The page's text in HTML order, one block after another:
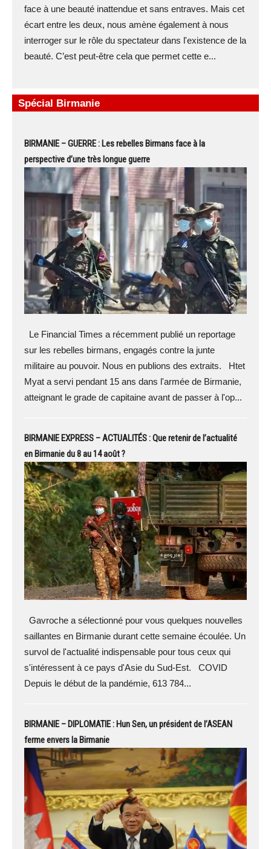
face à une beauté inattendue et sans entraves. Mais cet
écart entre les deux, nous amène également à nous
interroger sur le rôle du spectateur dans l'existence de la
beauté. C’est peut-être cela que permet cette e...
Spécial Birmanie
BIRMANIE – GUERRE : Les rebelles Birmans face à la
perspective d’une très longue guerre
Le Financial Times a récemment publié un reportage
sur les rebelles birmans, engagés contre la junte
militaire au pouvoir. Nous en publions des extraits. Htet
Myat a servi pendant 15 ans dans l'armée de Birmanie,
atteignant le grade de capitaine avant de passer à l'op...
BIRMANIE EXPRESS – ACTUALITÉS : Que retenir de l’actualité
en Birmanie du 8 au 14 août ?
Gavroche a sélectionné pour vous quelques nouvelles
saillantes en Birmanie durant cette semaine écoulée. Un
survol de l'actualité indispensable pour tous ceux qui
s'intéressent à ce pays d'Asie du Sud-Est. COVID
Depuis le début de la pandémie, 613 784...
BIRMANIE – DIPLOMATIE : Hun Sen, un président de l’ASEAN
ferme envers la Birmanie